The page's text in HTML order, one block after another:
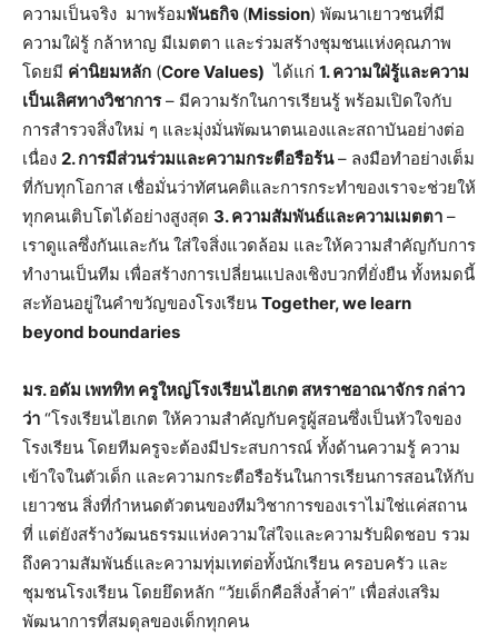
ความเป็นจริง มาพร้อมพันธกิจ (Mission) พัฒนาเยาวชนที่มี
ความใฝ่รู้ กล้าหาญ มีเมตตา และร่วมสร้างชุมชนแห่งคุณภาพ
โดยมี ค่านิยมหลัก (Core Values) ได้แก่ 1. ความใฝ่รู้และความ
เป็นเลิศทางวิชาการ– มีความรักในการเรียนรู้ พร้อมเปิดใจกับ
การสำรวจสิ่งใหม่ ๆ และมุ่งมั่นพัฒนาตนเองและสถาบันอย่างต่อ
เนื่อง 2. การมีส่วนร่วมและความกระตือรือร้น– ลงมือทำอย่างเต็ม
ที่กับทุกโอกาส เชื่อมั่นว่าทัศนคติและการกระทำของเราจะช่วยให้
ทุกคนเติบโตได้อย่างสูงสุด 3. ความสัมพันธ์และความเมตตา –
เราดูแลซึ่งกันและกัน ใส่ใจสิ่งแวดล้อม และให้ความสำคัญกับการ
ทำงานเป็นทีม เพื่อสร้างการเปลี่ยนแปลงเชิงบวกที่ยั่งยืน ทั้งหมดนี้
สะท้อนอยู่ในคำขวัญของโรงเรียน Together, we learn
beyond boundaries
มร. อดัม เพททิท ครูใหญ่โรงเรียนไฮเกต สหราชอาณาจักร กล่าว
ว่า “โรงเรียนไฮเกต ให้ความสำคัญกับครูผู้สอนซึ่งเป็นหัวใจของ
โรงเรียน โดยทีมครูจะต้องมีประสบการณ์ ทั้งด้านความรู้ ความ
เข้าใจในตัวเด็ก และความกระตือรือร้นในการเรียนการสอนให้กับ
เยาวชน สิ่งที่กำหนดตัวตนของทีมวิชาการของเราไม่ใช่แค่สถาน
ที่ แต่ยังสร้างวัฒนธรรมแห่งความใส่ใจและความรับผิดชอบ รวม
ถึงความสัมพันธ์และความทุ่มเทต่อทั้งนักเรียน ครอบครัว และ
ชุมชนโรงเรียน โดยยึดหลัก “วัยเด็กคือสิ่งล้ำค่า” เพื่อส่งเสริม
พัฒนาการที่สมดุลของเด็กทุกคน